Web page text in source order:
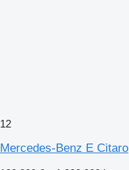
12
Mercedes-Benz E Citaro